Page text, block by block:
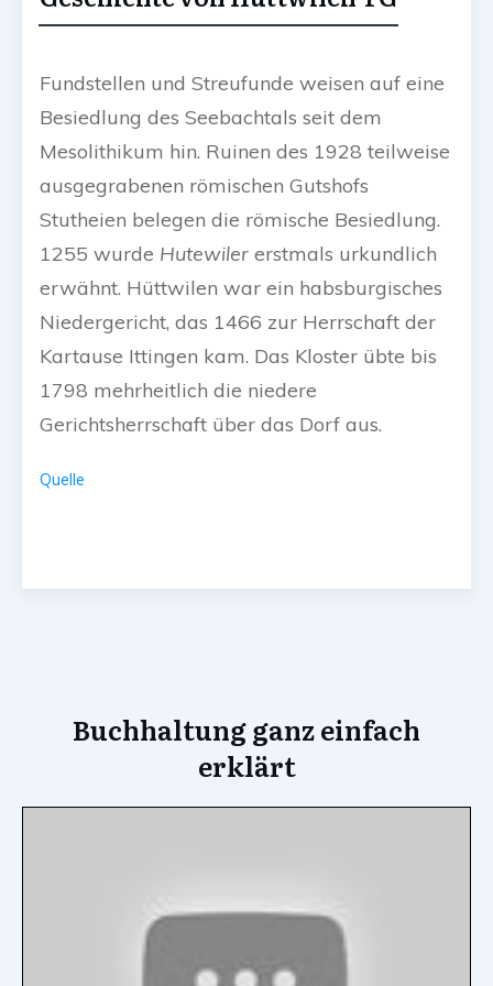
Fundstellen und Streufunde weisen auf eine
Besiedlung des Seebachtals seit dem
Mesolithikum hin. Ruinen des 1928 teilweise
ausgegrabenen römischen Gutshofs
Stutheien belegen die römische Besiedlung.
1255 wurde Hutewiler erstmals urkundlich
erwähnt. Hüttwilen war ein habsburgisches
Niedergericht, das 1466 zur Herrschaft der
Kartause Ittingen kam. Das Kloster übte bis
1798 mehrheitlich die niedere
Gerichtsherrschaft über das Dorf aus.
Quelle
Buchhaltung ganz einfach
erklärt